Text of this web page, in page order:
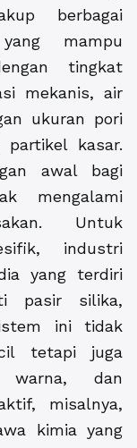
berbagai
mampu
tingkat
mekanis, air
ukuran pori
kasar.
awal bagi
mengalami
Untuk
industri
yang terdiri
pasir silika,
ini tidak
tetapi juga
warna, dan
misalnya,
kimia yang